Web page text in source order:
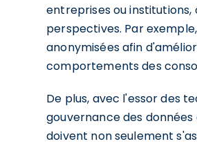
entreprises ou
perspectives. Par
anonymisées afin
comportements des
De plus, avec l'essor des
gouvernance des
doivent non seulement